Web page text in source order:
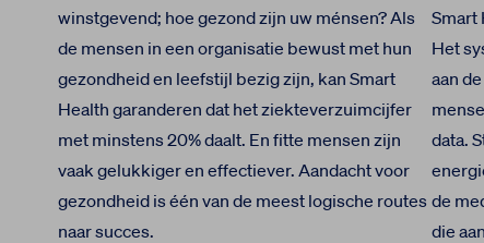
winstgevend; hoe gezond zijn uw ménsen? Als
de mensen in een organisatie bewust met hun
gezondheid en leefstijl bezig zijn, kan Smart
Health garanderen dat het ziekteverzuimcijfer
met minstens 20% daalt. En fitte mensen zijn
vaak gelukkiger en effectiever. Aandacht voor
gezondheid is één van de meest logische routes
naar succes.
Smart
Het
aan
data.
de
die